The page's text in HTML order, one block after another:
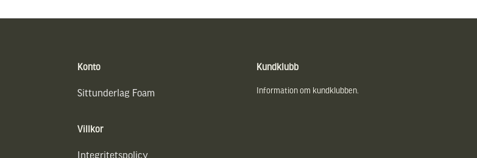
Konto
Sittunderlag Foam
Villkor
Integritetspolicy
Kundklubb
Information om kundklubben.